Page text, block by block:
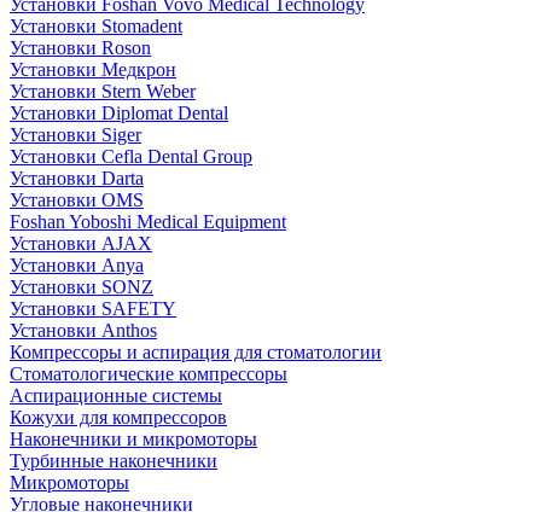
Установки Foshan Vovo Medical Technology
Установки Stomadent
Установки Roson
Установки Медкрон
Установки Stern Weber
Установки Diplomat Dental
Установки Siger
Установки Cefla Dental Group
Установки Darta
Установки OMS
Foshan Yoboshi Medical Equipment
Установки AJAX
Установки Anya
Установки SONZ
Установки SAFETY
Установки Anthos
Компрессоры и аспирация для стоматологии
Стоматологические компрессоры
Аспирационные системы
Кожухи для компрессоров
Наконечники и микромоторы
Турбинные наконечники
Микромоторы
Угловые наконечники